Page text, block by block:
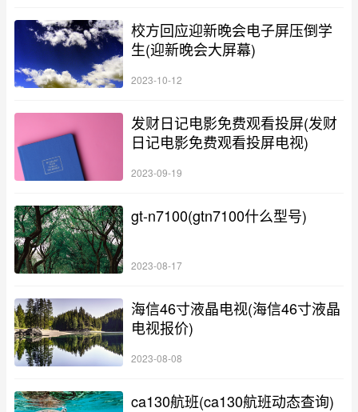
校方回应迎新晚会电子屏压倒学
生(迎新晚会大屏幕)
2023-10-12
发财日记电影免费观看投屏(发财
日记电影免费观看投屏电视)
2023-09-19
gt-n7100(gtn7100什么型号)
2023-08-17
海信46寸液晶电视(海信46寸液晶
电视报价)
2023-08-08
ca130航班(ca130航班动态查询)